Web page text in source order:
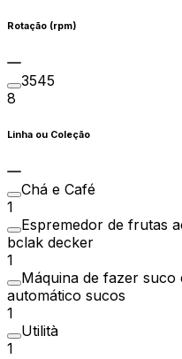
Rotação (rpm)
3545
8
Linha ou Coleção
Chá e Café
1
Espremedor de frutas
bclak decker
1
Máquina de fazer
automático sucos
1
Utilità
1